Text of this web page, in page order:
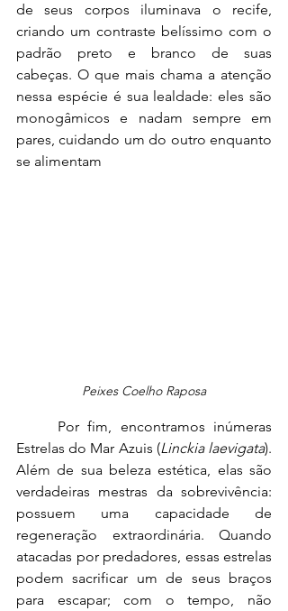
de seus corpos iluminava o recife,
criando um contraste belíssimo com o
padrão preto e branco de suas
cabeças. O que mais chama a atenção
nessa espécie é sua lealdade: eles são
monogâmicos e nadam sempre em
pares, cuidando um do outro enquanto
se alimentam
Peixes Coelho Raposa
Estrelas do Mar Azuis (Linckia laevigata).
Além de sua beleza estética, elas são
verdadeiras mestras da sobrevivência:
possuem uma capacidade de
regeneração extraordinária. Quando
atacadas por predadores, essas estrelas
podem sacrificar um de seus braços
para escapar; com o tempo, não